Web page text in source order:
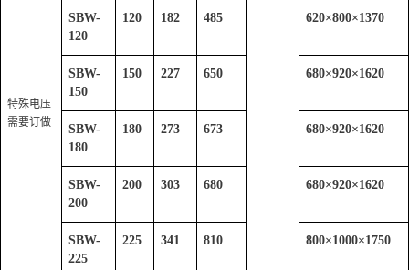
特殊电压
需要订做
SBW-
120
120 182 485 620×800×1370
SBW-
150
150 227 650 680×920×1620
SBW-
180
180 273 673 680×920×1620
SBW-
200
200 303 680 680×920×1620
SBW-
225
225 341 810 800×1000×1750